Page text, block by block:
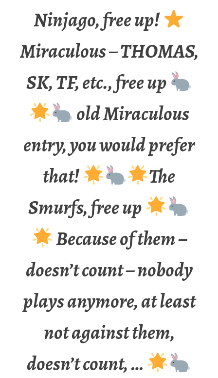
Ninjago, free up!
Miraculous – THOMAS,
SK, TF, etc., free up
old Miraculous
entry, you would prefer
that!
The
Smurfs, free up
Because of them –
doesn’t count – nobody
plays anymore, at least
not against them,
doesn’t count, …